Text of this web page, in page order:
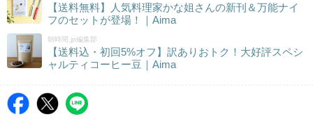
【送料無料】人気料理家かな姐さんの新刊＆万能ナイ
フのセットが登場！｜Aima
朝時間.jp編集部
【送料込・初回5%オフ】訳ありおトク！大好評スペシ
ャルティコーヒー豆｜Aima